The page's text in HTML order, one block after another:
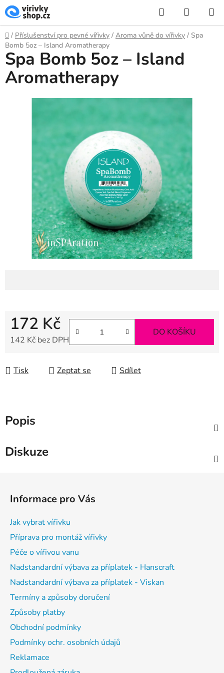
Přejít
na
obsah
Hledat
KOŠÍK
Domů
/ Příslušenství pro pevné vířivky / Aroma vůně do vířivky / Spa
Bomb 5oz – Island Aromatherapy
172 Kč
142 Kč bez DPH
DO KOŠÍKU
Tisk Zeptat se Sdílet
Spa Bomb 5oz – Island
Aromatherapy
Popis
Diskuze
Informace pro Vás
Jak vybrat vířivku
Příprava pro montáž vířivky
Péče o vířivou vanu
Nadstandardní výbava za příplatek - Hanscraft
Nadstandardní výbava za příplatek - Viskan
Termíny a způsoby doručení
Způsoby platby
Obchodní podmínky
Podmínky ochr. osobních údajů
Reklamace